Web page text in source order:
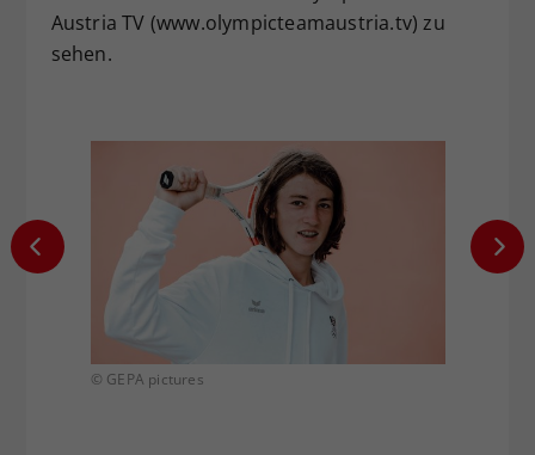
Austria TV (www.olympicteamaustria.tv) zu
sehen.
© GEPA pictures